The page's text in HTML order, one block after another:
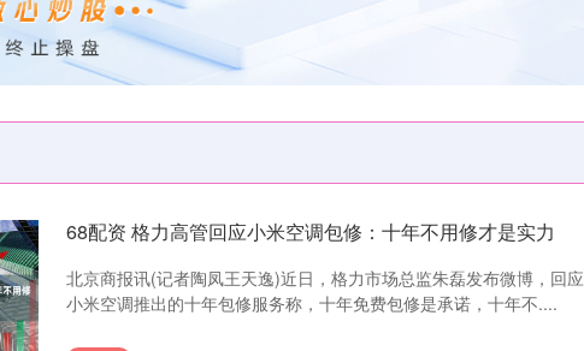
68配资 格力高管回应小米空调包修：十年不用修才是实力
北京商报讯(记者陶凤王天逸)近日，格力市场总监朱磊发布微博，回应
小米空调推出的十年包修服务称，十年免费包修是承诺，十年不....